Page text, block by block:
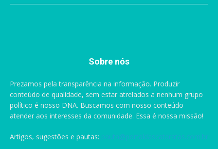
Sobre nós
Prezamos pela transparência na informação. Produzir
conteúdo de qualidade, sem estar atrelados a nenhum grupo
político é nosso DNA. Buscamos com nosso conteúdo
atender aos interesses da comunidade. Essa é nossa missão!
Artigos, sugestões e pautas: pauta@portaldascataratas.com.br